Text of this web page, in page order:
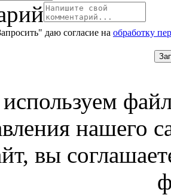
даю согласие на обработку
нашего
вы